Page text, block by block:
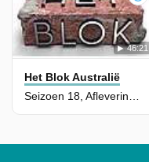
46:21
Het Blok Australië